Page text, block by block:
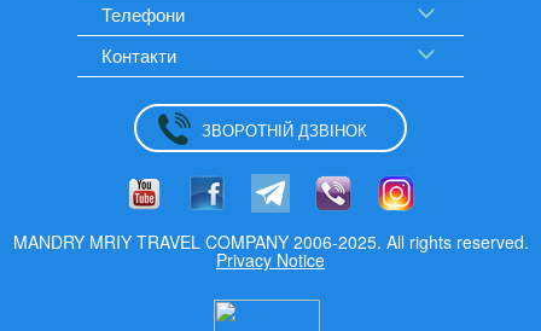
Телефони
Контакти
ЗВОРОТНІЙ ДЗВІНОК
MANDRY MRIY TRAVEL COMPANY 2006-2025. All rights reserved.
Privacy Notice